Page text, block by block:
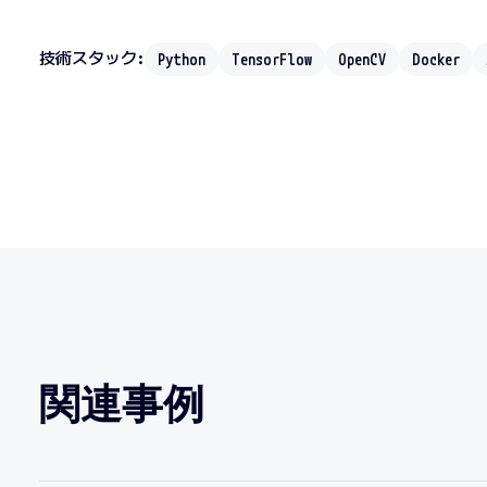
技術スタック: Python TensorFlow OpenCV Docker
関連事例